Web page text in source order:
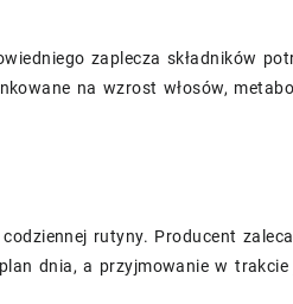
zaplecza składników
na wzrost włosów,
rutyny. Producent
dnia, a przyjmowanie w trakcie